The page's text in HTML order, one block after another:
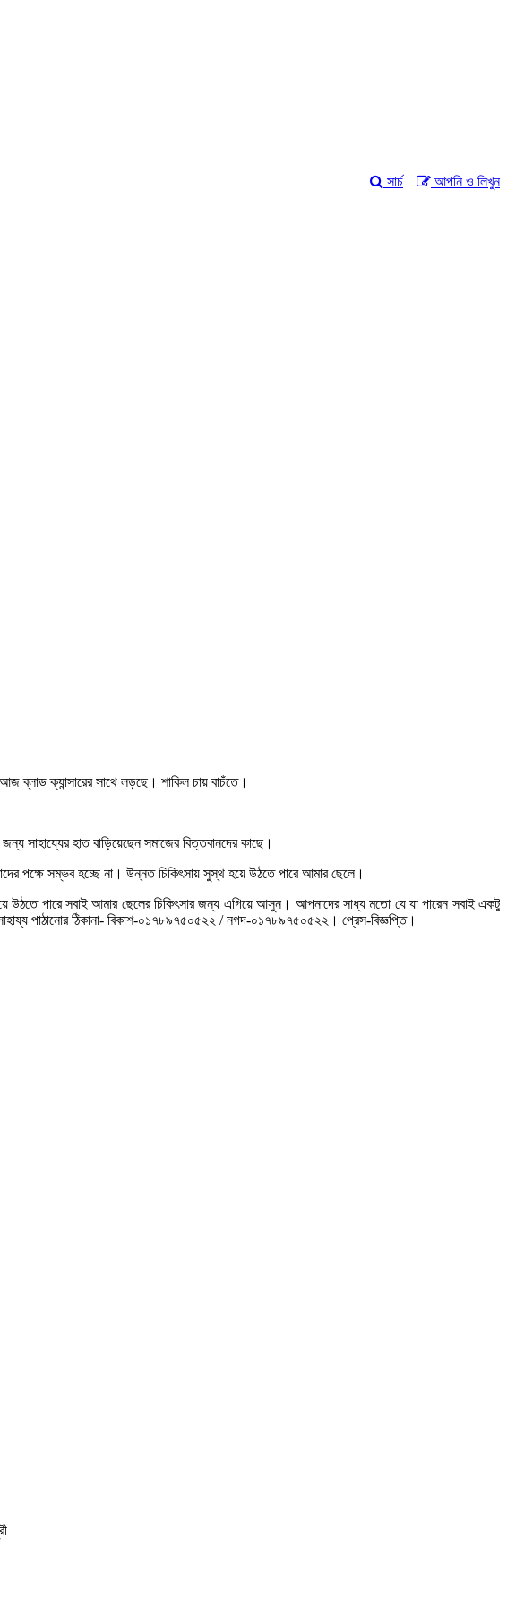
আপনি ও লিখুন
সার্চ
ব্লাড ক্যান্সারের সাথে লড়ছে। শাকিল চায় বাচঁতে।
সাহায্যের হাত বাড়িয়েছেন সমাজের বিত্তবানদের কাছে।
পক্ষে সম্ভব হচ্ছে না। উন্নত চিকিৎসায় সুস্থ হয়ে উঠতে পারে আমার ছেলে।
পারে সবাই আমার ছেলের চিকিৎসার জন্য এগিয়ে আসুন। আপনাদের সাধ্য মতো যে যা পারেন সবাই একটু
পাঠানোর ঠিকানা- বিকাশ-০১৭৮৯৭৫০৫২২ / নগদ-০১৭৮৯৭৫০৫২২। প্রেস-বিজ্ঞপ্তি।